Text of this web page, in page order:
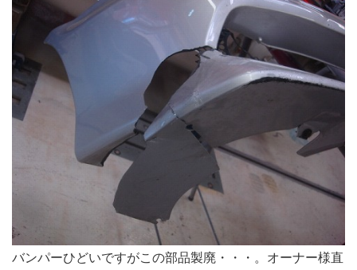
バンパーひどいですがこの部品製廃・・・。オーナー様直